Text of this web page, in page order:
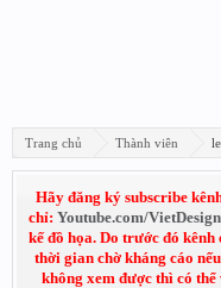
Trang chủ Thành viên
Hãy đăng ký subscribe
chỉ: Youtube.com/
kế đồ họa. Do trước đó
thời gian chờ kháng cáo
không xem được thì có